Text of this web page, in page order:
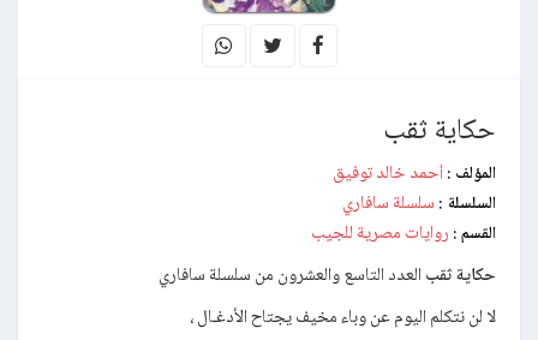
حكاية ثقب
المؤلف : أحمد خالد توفيق
السلسلة : سلسلة سافاري
القسم : روايات مصرية للجيب
حكاية ثقب العدد التاسع والعشرون من سلسلة سافاري
لا لن نتكلم اليوم عن وباء مخيف يجتاح الأدغـال ،